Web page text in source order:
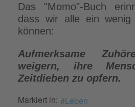
Das "Momo"-Buch
dass wir alle ein
können:
Aufmerksame
weigern, ihre
Zeitdieben zu opfern.
Markiert in: Leben